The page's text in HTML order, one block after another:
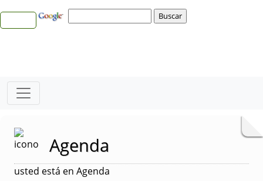
Agenda
usted está en Agenda